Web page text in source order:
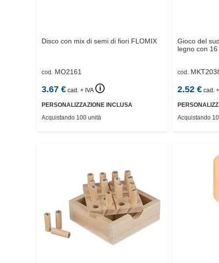
Disco con mix di semi di fiori FLOMIX
cod. MO2161
3.67 € cad. + IVA 🛈
PERSONALIZZAZIONE INCLUSA
Acquistando 100 unità
Gioco del
legno con 16
cod.
2.52€ cad.
Acquistando